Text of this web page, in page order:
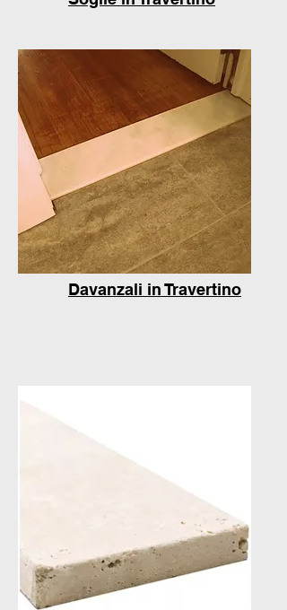
Davanzali in Travertino